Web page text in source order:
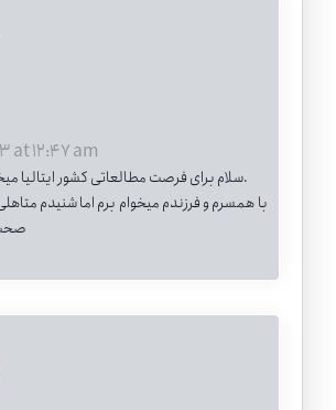
at 12:47 am
سلام برای فرصت مطالعاتی کشور ایتالیا میخوام درخواست بدم.
با همسرم و فرزندم میخوام برم اما شنیدم متاهلی